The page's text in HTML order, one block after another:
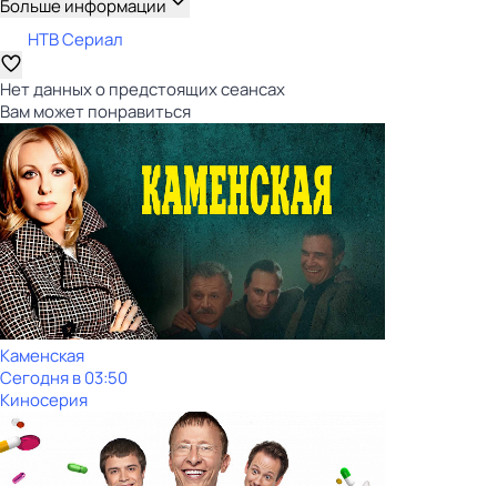
Больше информации
НТВ Сериал
Нет данных о предстоящих сеансах
Вам может понравиться
Каменская
Сегодня в 03:50
Киносерия